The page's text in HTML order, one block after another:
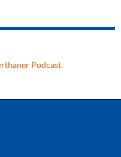
Podcast.